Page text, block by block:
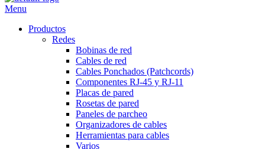
Menu
Productos
Redes
Bobinas de red
Cables de red
Cables Ponchados (Patchcords)
Componentes RJ-45 y RJ-11
Placas de pared
Rosetas de pared
Paneles de parcheo
Organizadores de cables
Herramientas para cables
Varios